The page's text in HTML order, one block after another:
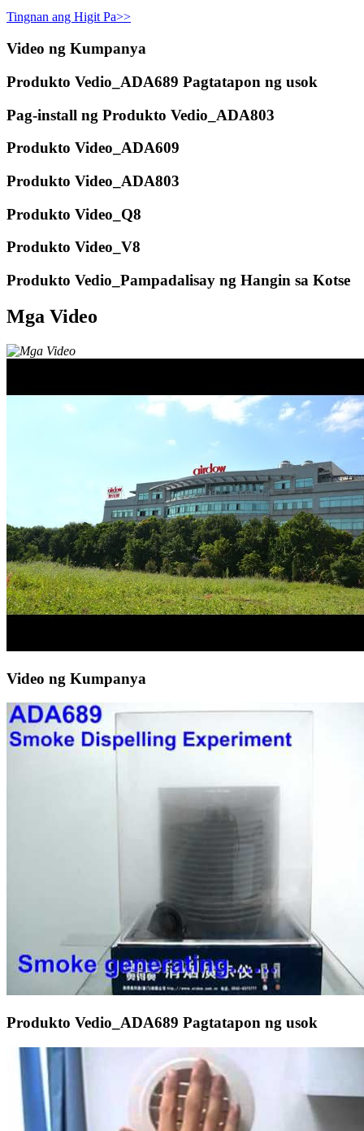
Tingnan ang Higit Pa>>
Video ng Kumpanya
Produkto Vedio_ADA689 Pagtatapon ng usok
Pag-install ng Produkto Vedio_ADA803
Produkto Video_ADA609
Produkto Video_ADA803
Produkto Video_Q8
Produkto Video_V8
Produkto Vedio_Pampadalisay ng Hangin sa Kotse
Mga Video
Video ng Kumpanya
Produkto Vedio_ADA689 Pagtatapon ng usok